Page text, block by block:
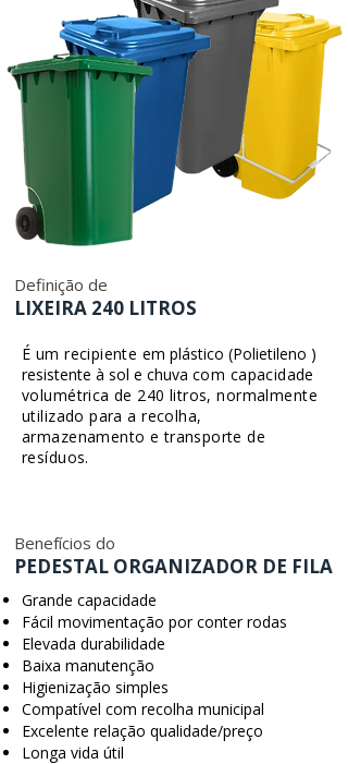
Definição de
LIXEIRA 240 LITROS
É um recipiente em plástico (Polietileno )
resistente à sol e chuva com capacidade
volumétrica de 240 litros, normalmente
utilizado para a recolha,
armazenamento e transporte de
resíduos.
Benefícios do
PEDESTAL ORGANIZADOR DE FILA
Grande capacidade
Fácil movimentação por conter rodas
Elevada durabilidade
Baixa manutenção
Higienização simples
Compatível com recolha municipal
Excelente relação qualidade/preço
Longa vida útil